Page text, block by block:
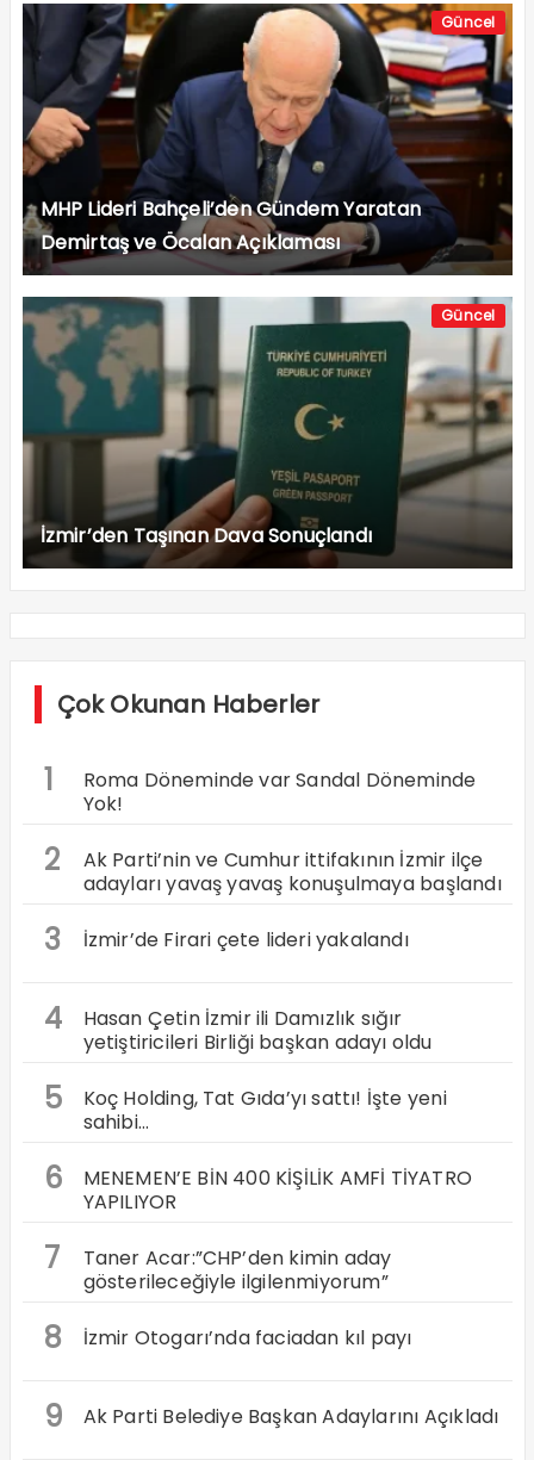
Güncel
MHP Lideri Bahçeli’den Gündem Yaratan
Demirtaş ve Öcalan Açıklaması
Güncel
İzmir’den Taşınan Dava Sonuçlandı
Çok Okunan Haberler
1
Roma Döneminde var Sandal Döneminde
Yok!
2
Ak Parti’nin ve Cumhur ittifakının İzmir ilçe
adayları yavaş yavaş konuşulmaya başlandı
3 İzmir’de Firari çete lideri yakalandı
4
Hasan Çetin İzmir ili Damızlık sığır
yetiştiricileri Birliği başkan adayı oldu
5
Koç Holding, Tat Gıda’yı sattı! İşte yeni
sahibi…
6
MENEMEN’E BİN 400 KİŞİLİK AMFİ TİYATRO
YAPILIYOR
7
Taner Acar:”CHP’den kimin aday
gösterileceğiyle ilgilenmiyorum”
8 İzmir Otogarı’nda faciadan kıl payı
9 Ak Parti Belediye Başkan Adaylarını Açıkladı